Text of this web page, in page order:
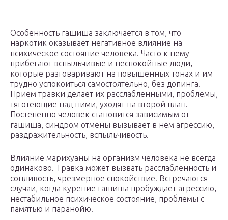
Особенность гашиша заключается в том, что
наркотик оказывает негативное влияние на
психическое состояние человека. Часто к нему
прибегают вспыльчивые и неспокойные люди,
которые разговаривают на повышенных тонах и им
трудно успокоиться самостоятельно, без допинга.
Прием травки делает их расслабленными, проблемы,
тяготеющие над ними, уходят на второй план.
Постепенно человек становится зависимым от
гашиша, синдром отмены вызывает в нем агрессию,
раздражительность, вспыльчивость.
Влияние марихуаны на организм человека не всегда
одинаково. Травка может вызвать расслабленность и
сонливость, чрезмерное спокойствие. Встречаются
случаи, когда курение гашиша пробуждает агрессию,
нестабильное психическое состояние, проблемы с
памятью и паранойю.